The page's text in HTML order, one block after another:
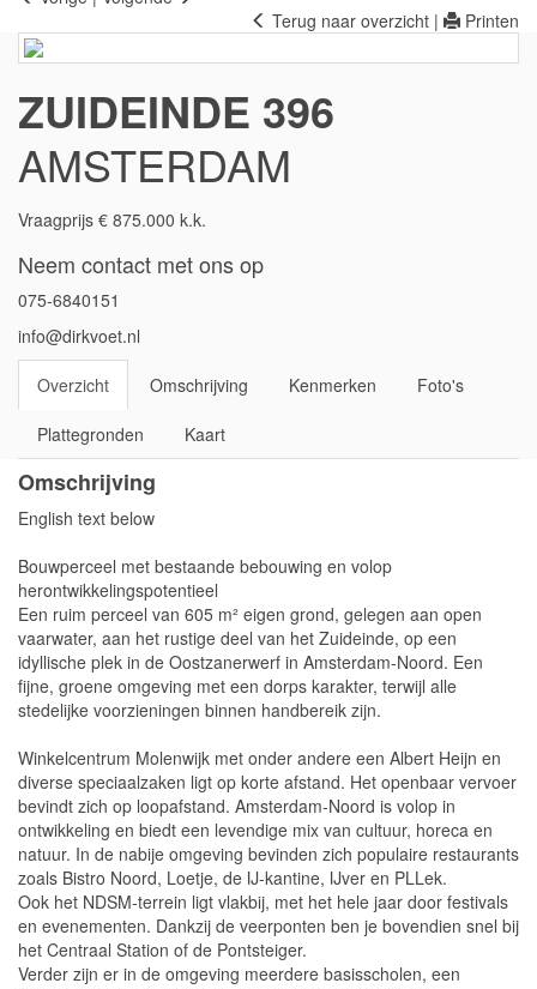
Terug naar overzicht | Printen
ZUIDEINDE 396
AMSTERDAM
Vraagprijs € 875.000 k.k.
Neem contact met ons op
075-6840151
info@dirkvoet.nl
Overzicht Omschrijving Kenmerken Foto's
Plattegronden Kaart
Omschrijving
English text below
Bouwperceel met bestaande bebouwing en volop
herontwikkelingspotentieel
Een ruim perceel van 605 m² eigen grond, gelegen aan open
vaarwater, aan het rustige deel van het Zuideinde, op een
idyllische plek in de Oostzanerwerf in Amsterdam-Noord. Een
fijne, groene omgeving met een dorps karakter, terwijl alle
stedelijke voorzieningen binnen handbereik zijn.
Winkelcentrum Molenwijk met onder andere een Albert Heijn en
diverse speciaalzaken ligt op korte afstand. Het openbaar vervoer
bevindt zich op loopafstand. Amsterdam-Noord is volop in
ontwikkeling en biedt een levendige mix van cultuur, horeca en
natuur. In de nabije omgeving bevinden zich populaire restaurants
zoals Bistro Noord, Loetje, de IJ-kantine, IJver en PLLek.
Ook het NDSM-terrein ligt vlakbij, met het hele jaar door festivals
en evenementen. Dankzij de veerponten ben je bovendien snel bij
het Centraal Station of de Pontsteiger.
Verder zijn er in de omgeving meerdere basisscholen, een